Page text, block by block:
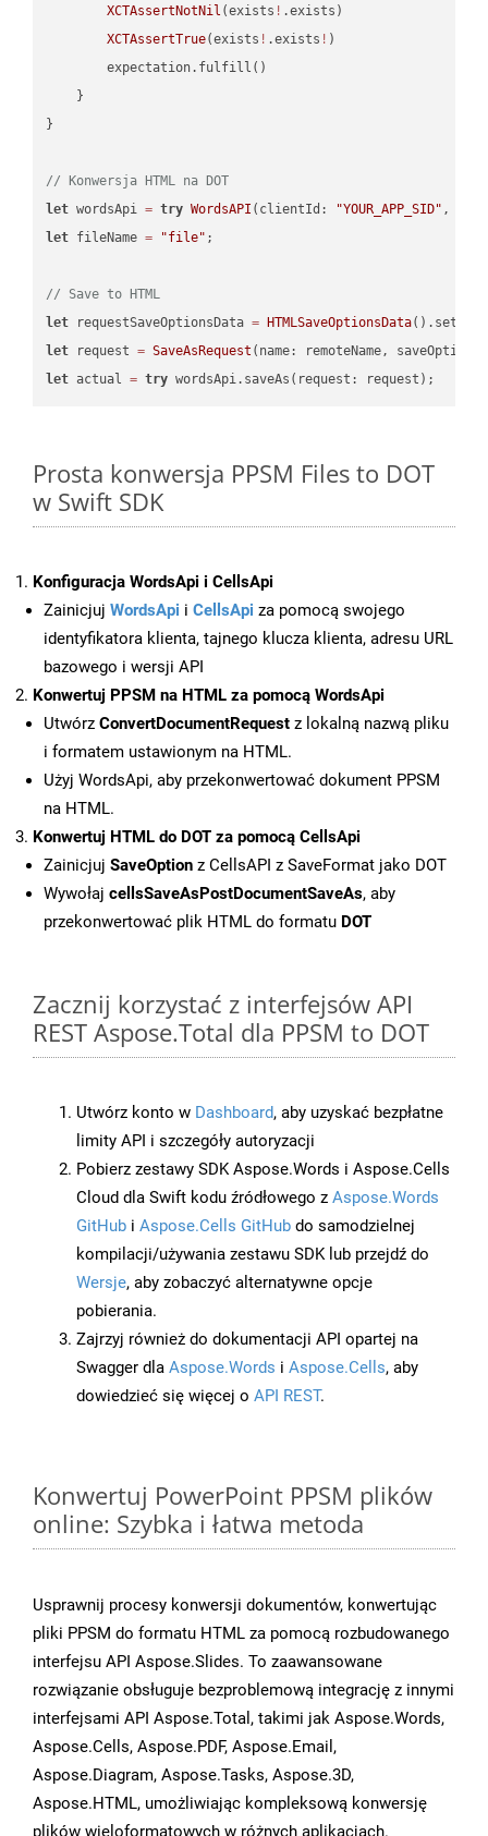
XCTAssertNotNil (exists ! .exists)
XCTAssertTrue(exists ! .exists ! )
        expectation.fulfill()
    }
}
// Konwersja HTML na DOT
let wordsApi = try WordsAPI (clientId: "YOUR_APP_SID" ,
let fileName = "file" ;
// Save to HTML
let requestSaveOptionsData = HTMLSaveOptionsData
let request = SaveAsRequest (name: remoteName,
let actual = try
Prosta konwersja PPSM Files to DOT
w Swift SDK
Konfiguracja WordsApi i CellsApi
Zainicjuj WordsApi i CellsApi za pomocą swojego
identyfikatora klienta, tajnego klucza klienta, adresu URL
bazowego i wersji API
Konwertuj PPSM na HTML za pomocą WordsApi
Utwórz ConvertDocumentRequest z lokalną nazwą pliku
i formatem ustawionym na HTML.
Użyj WordsApi, aby przekonwertować dokument PPSM
na HTML.
Konwertuj HTML do DOT za pomocą CellsApi
Zainicjuj SaveOption z CellsAPI z SaveFormat jako DOT
Wywołaj cellsSaveAsPostDocumentSaveAs, aby
przekonwertować plik HTML do formatu DOT
Zacznij korzystać z interfejsów API
REST Aspose.Total dla PPSM to DOT
Utwórz konto w Dashboard, aby uzyskać bezpłatne
limity API i szczegóły autoryzacji
Pobierz zestawy SDK Aspose.Words i Aspose.Cells
Cloud dla Swift kodu źródłowego z Aspose.Words
GitHub i Aspose.Cells GitHub do samodzielnej
kompilacji/używania zestawu SDK lub przejdź do
Wersje, aby zobaczyć alternatywne opcje
pobierania.
Zajrzyj również do dokumentacji API opartej na
Swagger dla Aspose.Words i Aspose.Cells, aby
dowiedzieć się więcej o API REST.
Konwertuj PowerPoint PPSM plików
online: Szybka i łatwa metoda
Usprawnij procesy konwersji dokumentów, konwertując
pliki PPSM do formatu HTML za pomocą rozbudowanego
interfejsu API Aspose.Slides. To zaawansowane
rozwiązanie obsługuje bezproblemową integrację z innymi
interfejsami API Aspose.Total, takimi jak Aspose.Words,
Aspose.Cells, Aspose.PDF, Aspose.Email,
Aspose.Diagram, Aspose.Tasks, Aspose.3D,
Aspose.HTML, umożliwiając kompleksową konwersję
plików wieloformatowych w różnych aplikacjach.